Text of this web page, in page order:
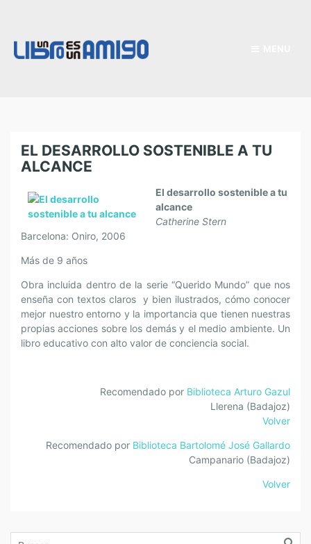
EL DESARROLLO SOSTENIBLE A TU
ALCANCE
El desarrollo sostenible a tu
alcance
Catherine Stern
Barcelona: Oniro, 2006
Más de 9 años
Obra incluida dentro de la serie “Querido Mundo” que nos
enseña con textos claros y bien ilustrados, cómo conocer
mejor nuestro entorno y la importancia que tienen nuestras
propias acciones sobre los demás y el medio ambiente. Un
libro educativo con alto valor de conciencia social.
Recomendado por Biblioteca Arturo Gazul
Llerena (Badajoz)
Volver
Recomendado por Biblioteca Bartolomé José Gallardo
Campanario (Badajoz)
Volver